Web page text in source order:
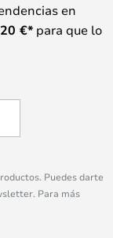
en
20 €*para que lo
Puedes darte
Para más